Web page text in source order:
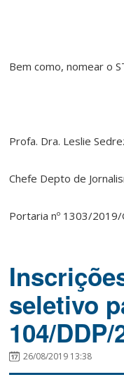
Bem como, nomear o
Profa. Dra. Leslie
Chefe Depto de
Portaria nº 1303/2019/
seletivo
104/DDP/
26/08/2019 13:38